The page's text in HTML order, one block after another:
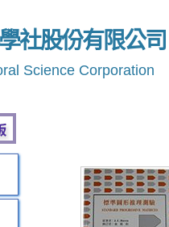
社股份有限公司
Science Corporation